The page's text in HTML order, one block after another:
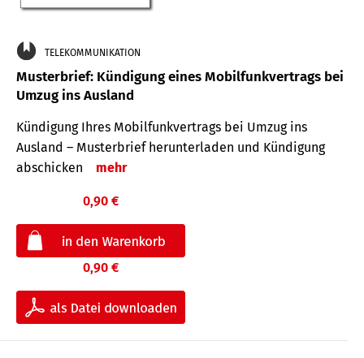
TELEKOMMUNIKATION
Musterbrief: Kündigung eines Mobilfunkvertrags bei
Umzug ins Ausland
Kündigung Ihres Mobilfunkvertrags bei Umzug ins
Ausland – Musterbrief herunterladen und Kündigung
abschicken
mehr
0,90 €
0,90 €